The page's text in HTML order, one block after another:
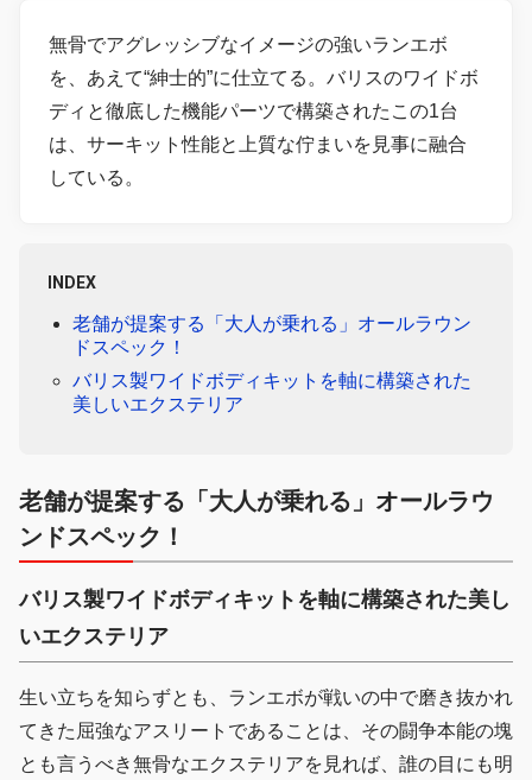
無骨でアグレッシブなイメージの強いランエボ
を、あえて“紳士的”に仕立てる。バリスのワイドボ
ディと徹底した機能パーツで構築されたこの1台
は、サーキット性能と上質な佇まいを見事に融合
している。
INDEX
老舗が提案する「大人が乗れる」オールラウン
ドスペック！
バリス製ワイドボディキットを軸に構築された
美しいエクステリア
老舗が提案する「大人が乗れる」オールラウ
ンドスペック！
バリス製ワイドボディキットを軸に構築された美し
いエクステリア
生い立ちを知らずとも、ランエボが戦いの中で磨き抜かれ
てきた屈強なアスリートであることは、その闘争本能の塊
とも言うべき無骨なエクステリアを見れば、誰の目にも明